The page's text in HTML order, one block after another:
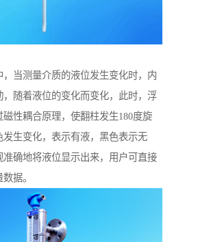
当测量介质的液位发生变化时，内
，随着液位的变化而变化，此时，浮
性耦合原理，使翻柱发生180度旋
发生变化，表示有液，黑色表示无
准确地将液位显示出来，用户可直接
据。